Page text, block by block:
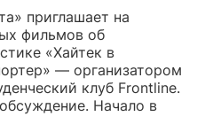
приглашает на
фильмов об
«Хайтек в
— организатором
клуб Frontline.
Начало в